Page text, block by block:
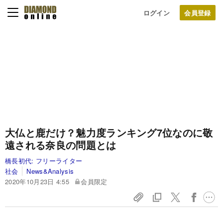
ログイン
大仏と鹿だけ？魅力度ランキング7位なのに敬
遠される奈良の問題とは
橋長初代: フリーライター
社会
News&Analysis
2020年10月23日 4:55
会員限定